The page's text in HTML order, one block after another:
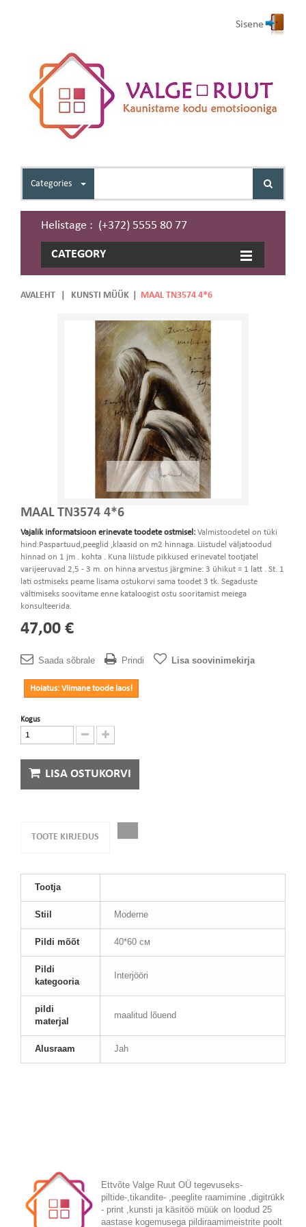
Sisene
Categories
Helistage : (+372) 5555 80 77
CATEGORY
AVALEHT KUNSTI MÜÜK MAAL TN3574 4*6
MAAL TN3574 4*6
Vajalik informatsioon erinevate toodete ostmisel: Valmistoodetel on tüki
hind.Paspartuud,peeglid ,klaasid on m2 hinnaga. Liistudel väljatoodud
hinnad on 1 jm . kohta . Kuna liistude pikkused erinevatel tootjatel
varijeeruvad 2,5 - 3 m. on hinna arvestus järgmine: 3 ühikut = 1 latt . St. 1
lati ostmiseks peame lisama ostukorvi sama toodet 3 tk. Segaduste
vältimiseks soovitame enne kataloogist ostu sooritamist meiega
konsulteerida.
47,00 €
Saada sõbrale Prindi Lisa soovinimekirja
Hoiatus: Viimane toode laos!
Kogus
LISA OSTUKORVI
TOOTE KIRJEDUS
Tootja
Stiil Moderne
Pildi mõõt 40*60 см
Pildi
kategooria
Interjööri
pildi
materjal
maalitud lõuend
Alusraam Jah
Ettvõte Valge Ruut OÜ tegevuseks-
piltide-,tikandite- ,peeglite raamimine ,digitrükk
- print ,kunsti ja käsitöö müük on loodud 25
aastase kogemusega pildiraamimeistrite poolt